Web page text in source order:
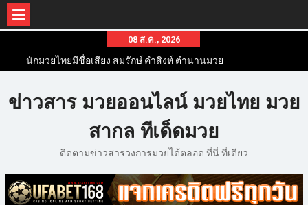
08 ส.ค., 2026
นักมวยไทยมีชื่อเสียง สมรักษ์ คำสิงห์ ตำนานมวย
นักมวยไทยชื่อดัง สุดยอดนักมวยไทยที่ดังไปทั่วโลก
ข่าวมวยไทยโครตฮอต เว็บข่าวมวยในทุกๆแวดวงมี
ข่าวสารวงการมวยมากมาย
ข่าวสาร มวยออนไลน์ มวยไทย มวย
สากล ทีเด็ดมวย
ติดตามข่าวสารวงการมวยได้ตลอด ที่นี่ ที่เดียว